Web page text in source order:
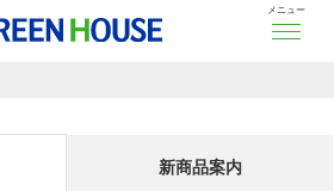
メニュー
新商品案内